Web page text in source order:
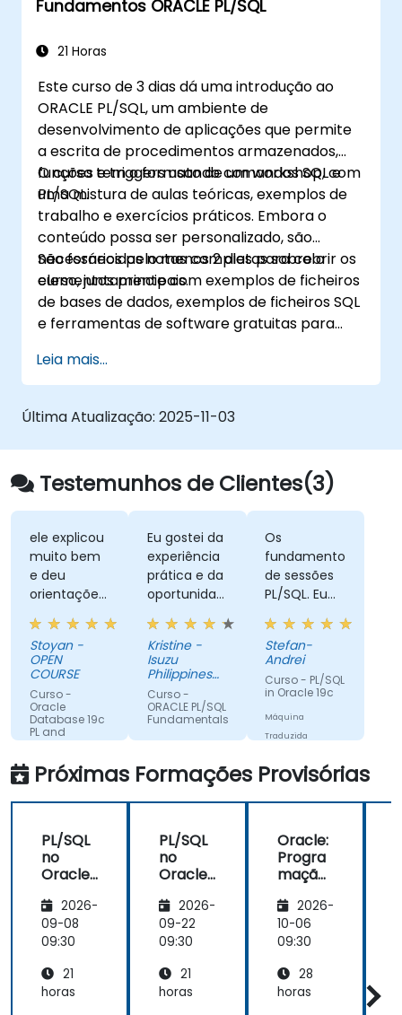
criar programas PL/SQL robustos.
explícitos e implícitos para recuperação
Lidar com exceções efetivamente usando
exceções predefinidas e definidas pelo
usuário.
Desenvolver e gerenciar gatilhos para
automatizar e impor regras de negócios.
Criar e usar pacotes PL/SQL para
encapsular e modularizar o código para
reutilização e manutenção.
Fundamentos ORACLE PL/SQL
21 Horas
Este curso de 3 dias dá uma introdução ao
ORACLE PL/SQL, um ambiente de
desenvolvimento de aplicações que permite
a escrita de procedimentos armazenados,
funções e triggers usando comandos SQL e
PL/SQL.
O curso tem o formato de um workshop, com
uma mistura de aulas teóricas, exemplos de
trabalho e exercícios práticos. Embora o
conteúdo possa ser personalizado, são
necessários pelo menos 2 dias para cobrir os
elementos principais.
São fornecidas notas completas sobre o
curso, juntamente com exemplos de ficheiros
de bases de dados, exemplos de ficheiros SQL
e ferramentas de software gratuitas para
ORACLE.
Leia mais...
Última Atualização: 2025-11-03
Testemunhos de Clientes(3)
ele explicou
muito bem
e deu
orientações
sobre os
exercícios.
Stoyan -
OPEN
COURSE
Curso -
Oracle
Database 19c
PL and
Advanced
Máquina
Traduzida
Eu gostei da
experiência
prática e da
oportunidade
de trabalhar
em
atividades
de
codificação
reais
Kristine -
Isuzu
Philippines
Corporation
Curso -
ORACLE PL/SQL
Fundamentals
Os
fundamentos
de sessões
PL/SQL. Eu
usei PL/SQL,
mas nunca
entendi os
conceitos
básicos e
me ajudou
muito a
compreender
consultas
PL/SQL.
Stefan-
Andrei
Curso - PL/SQL
in Oracle 19c
Máquina
Traduzida
Próximas Formações Provisórias
PL/SQL
no
Oracle
2026-
09-08
09:30
21
horas
PL/SQL
no
Oracle
2026-
09-22
09:30
21
horas
Oracle:
Progra
mação
PL/SQL I
2026-
10-06
09:30
28
horas